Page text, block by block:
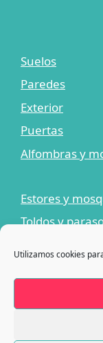
Utilizamos cookies
Suelos
Paredes
Exterior
Puertas
Alfombras y
Estores y
Toldos y
Contacto